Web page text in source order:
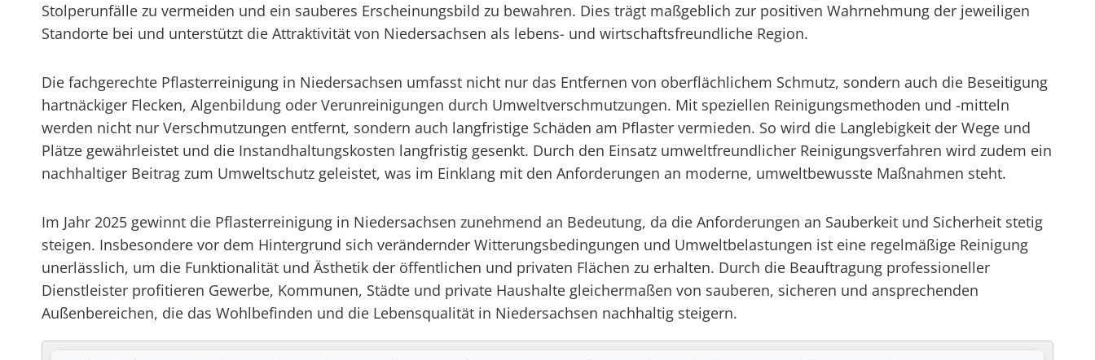
Stolperunfälle zu vermeiden und ein sauberes Erscheinungsbild zu bewahren. Dies trägt maßgeblich zur positiven Wahrnehmung der jeweiligen
Standorte bei und unterstützt die Attraktivität von Niedersachsen als lebens- und wirtschaftsfreundliche Region.
Die fachgerechte Pflasterreinigung in Niedersachsen umfasst nicht nur das Entfernen von oberflächlichem Schmutz, sondern auch die Beseitigung
hartnäckiger Flecken, Algenbildung oder Verunreinigungen durch Umweltverschmutzungen. Mit speziellen Reinigungsmethoden und -mitteln
werden nicht nur Verschmutzungen entfernt, sondern auch langfristige Schäden am Pflaster vermieden. So wird die Langlebigkeit der Wege und
Plätze gewährleistet und die Instandhaltungskosten langfristig gesenkt. Durch den Einsatz umweltfreundlicher Reinigungsverfahren wird zudem ein
nachhaltiger Beitrag zum Umweltschutz geleistet, was im Einklang mit den Anforderungen an moderne, umweltbewusste Maßnahmen steht.
Im Jahr 2025 gewinnt die Pflasterreinigung in Niedersachsen zunehmend an Bedeutung, da die Anforderungen an Sauberkeit und Sicherheit stetig
steigen. Insbesondere vor dem Hintergrund sich verändernder Witterungsbedingungen und Umweltbelastungen ist eine regelmäßige Reinigung
unerlässlich, um die Funktionalität und Ästhetik der öffentlichen und privaten Flächen zu erhalten. Durch die Beauftragung professioneller
Dienstleister profitieren Gewerbe, Kommunen, Städte und private Haushalte gleichermaßen von sauberen, sicheren und ansprechenden
Außenbereichen, die das Wohlbefinden und die Lebensqualität in Niedersachsen nachhaltig steigern.